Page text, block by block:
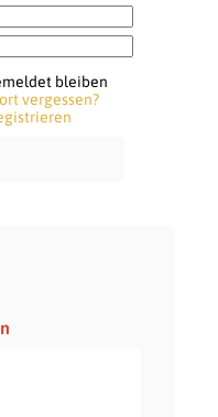
bleiben
vergessen?